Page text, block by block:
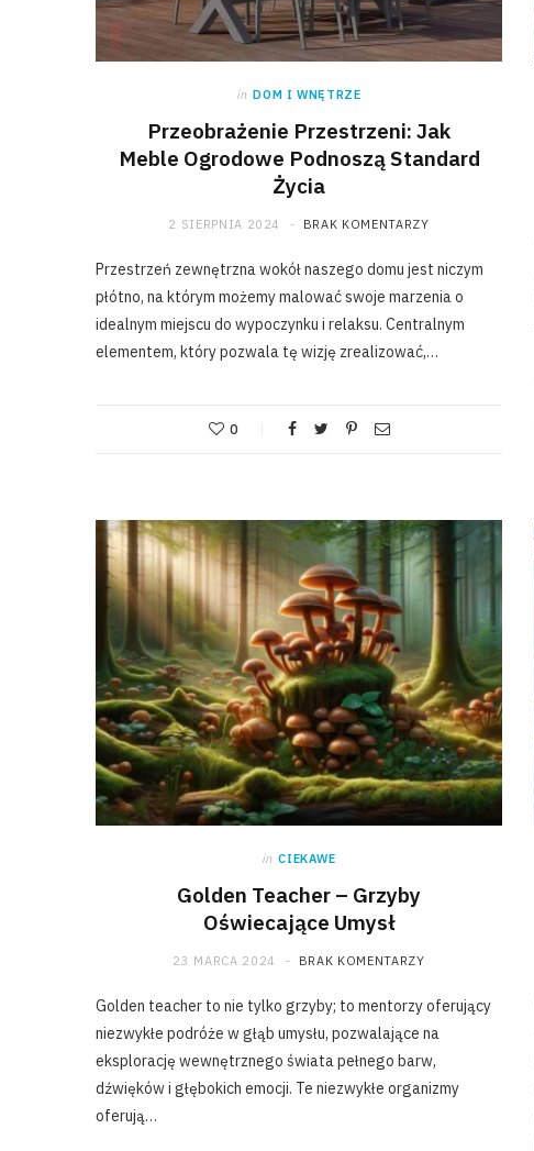
in DOM I WNĘTRZE
Przeobrażenie Przestrzeni: Jak
Meble Ogrodowe Podnoszą Standard
Życia
2 SIERPNIA 2024 BRAK KOMENTARZY
Przestrzeń zewnętrzna wokół naszego domu jest niczym
płótno, na którym możemy malować swoje marzenia o
idealnym miejscu do wypoczynku i relaksu. Centralnym
elementem, który pozwala tę wizję zrealizować,…
0
in CIEKAWE
Golden Teacher – Grzyby
Oświecające Umysł
23 MARCA 2024 BRAK KOMENTARZY
Golden teacher to nie tylko grzyby; to mentorzy oferujący
niezwykłe podróże w głąb umysłu, pozwalające na
eksplorację wewnętrznego świata pełnego barw,
dźwięków i głębokich emocji. Te niezwykłe organizmy
oferują…